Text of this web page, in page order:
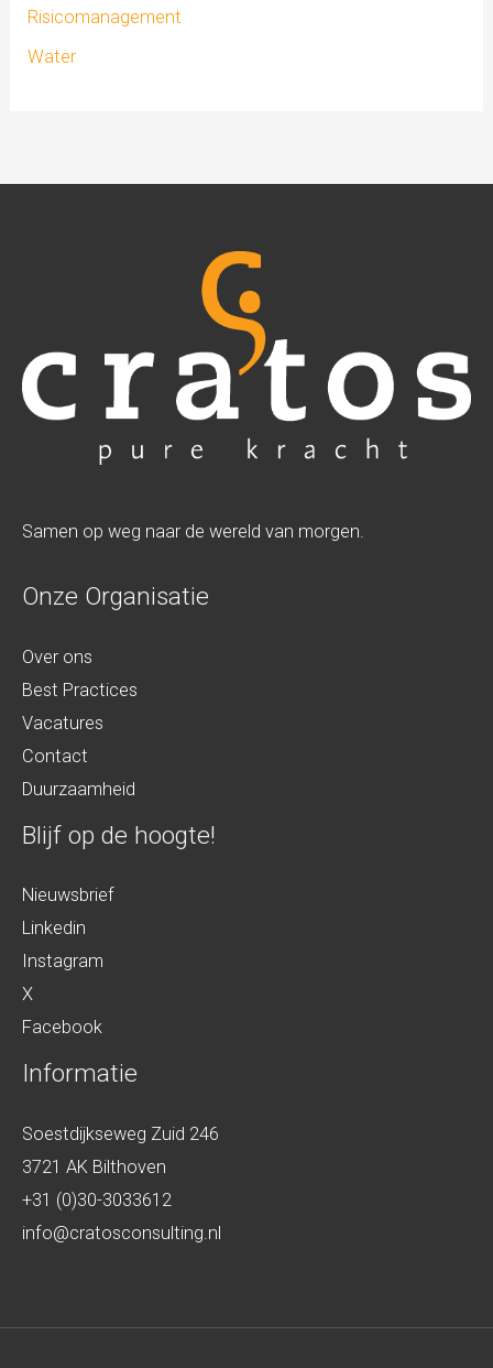
Risicomanagement
Water
Samen op weg naar de wereld van morgen.
Onze Organisatie
Over ons
Best Practices
Vacatures
Contact
Duurzaamheid
Blijf op de hoogte!
Nieuwsbrief
Linkedin
Instagram
X
Facebook
Informatie
Soestdijkseweg Zuid 246
3721 AK Bilthoven
+31 (0)30-3033612
info@cratosconsulting.nl